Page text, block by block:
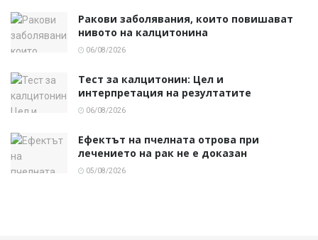
Ракови заболявания, които повишават
нивото на калцитонина
06/08/2026
Тест за калцитонин: Цел и
интерпретация на резултатите
06/08/2026
Ефектът на пчелната отрова при
лечението на рак не е доказан
05/08/2026